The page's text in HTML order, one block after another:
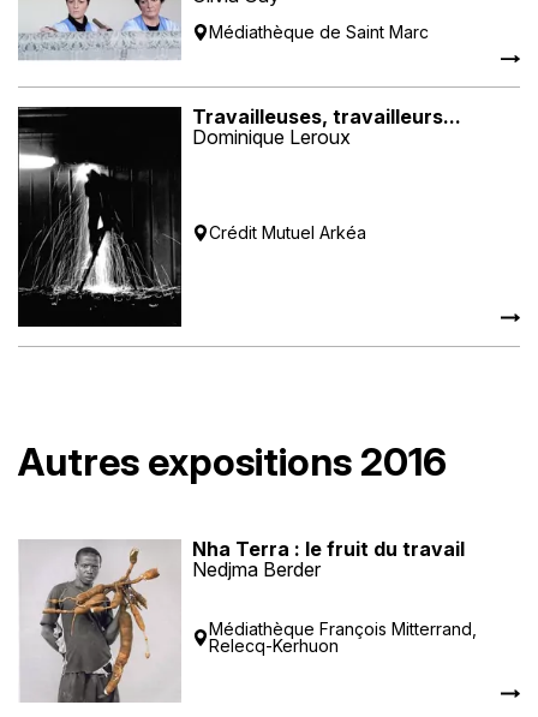
Médiathèque de Saint Marc
Travailleuses, travailleurs...
Dominique Leroux
Crédit Mutuel Arkéa
Autres expositions 2016
Nha Terra : le fruit du travail
Nedjma Berder
Médiathèque François Mitterrand,
Relecq-Kerhuon